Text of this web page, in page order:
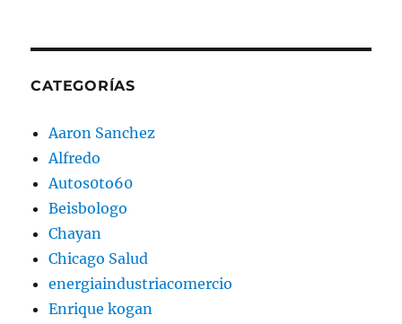
CATEGORÍAS
Aaron Sanchez
Alfredo
Autos0to60
Beisbologo
Chayan
Chicago Salud
energiaindustriacomercio
Enrique kogan